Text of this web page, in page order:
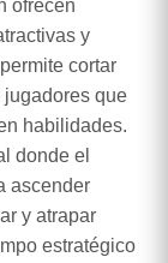
ofrecen
y
cortar
jugadores que
habilidades.
donde el
ascender
y atrapar
estratégico